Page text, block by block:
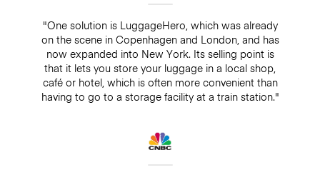
"One solution is LuggageHero, which was already
on the scene in Copenhagen and London, and has
now expanded into New York. Its selling point is
that it lets you store your luggage in a local shop,
café or hotel, which is often more convenient than
having to go to a storage facility at a train station."